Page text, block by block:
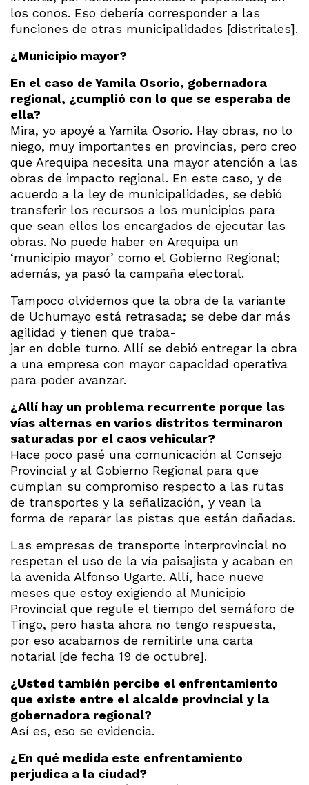
los conos. Eso debería corresponder a las
funciones de otras municipalidades [distritales].
¿Municipio mayor?
En el caso de Yamila Osorio, gobernadora
regional, ¿cumplió con lo que se esperaba de
ella?
Mira, yo apoyé a Yamila Osorio. Hay obras, no lo
niego, muy importantes en provincias, pero creo
que Arequipa necesita una mayor atención a las
obras de impacto regional. En este caso, y de
acuerdo a la ley de municipalidades, se debió
transferir los recursos a los municipios para
que sean ellos los encargados de ejecutar las
obras. No puede haber en Arequipa un
‘municipio mayor’ como el Gobierno Regional;
además, ya pasó la campaña electoral.
Tampoco olvidemos que la obra de la variante
de Uchumayo está retrasada; se debe dar más
agilidad y tienen que traba-
jar en doble turno. Allí se debió entregar la obra
a una empresa con mayor capacidad operativa
para poder avanzar.
¿Allí hay un problema recurrente porque las
vías alternas en varios distritos terminaron
saturadas por el caos vehicular?
Hace poco pasé una comunicación al Consejo
Provincial y al Gobierno Regional para que
cumplan su compromiso respecto a las rutas
de transportes y la señalización, y vean la
forma de reparar las pistas que están dañadas.
Las empresas de transporte interprovincial no
respetan el uso de la vía paisajista y acaban en
la avenida Alfonso Ugarte. Allí, hace nueve
meses que estoy exigiendo al Municipio
Provincial que regule el tiempo del semáforo de
Tingo, pero hasta ahora no tengo respuesta,
por eso acabamos de remitirle una carta
notarial [de fecha 19 de octubre].
¿Usted también percibe el enfrentamiento
que existe entre el alcalde provincial y la
gobernadora regional?
Así es, eso se evidencia.
¿En qué medida este enfrentamiento
perjudica a la ciudad?